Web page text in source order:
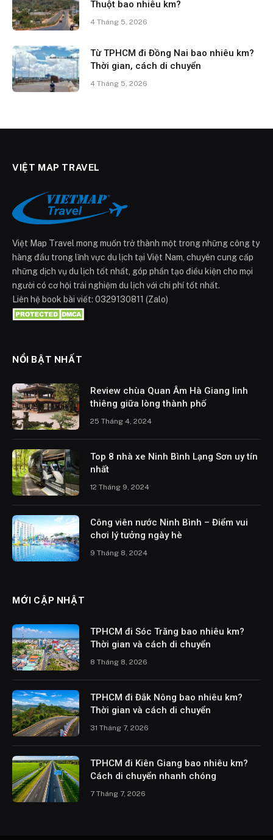
Thuột bao nhiêu km?
4 Tháng 5, 2026
Từ TPHCM đi Đồng Nai bao nhiêu km?
Thời gian, cách di chuyển
4 Tháng 5, 2026
VIỆT MAP TRAVEL
Việt Map Travel mong muốn trở thành một trong những công ty
hàng đầu trong lĩnh vực du lịch tại Việt Nam, chuyên cung cấp
những dịch vụ du lịch tốt nhất, góp phần tạo điều kiện cho mọi
người có cơ hội trải nghiệm du lịch với chi phí tốt nhất.
Liên hệ book bài viết: 0329130811 (Zalo)
NỔI BẬT NHẤT
Review chùa Quan Âm Hà Giang linh
thiêng giữa lòng thành phố
25 Tháng 4, 2024
Top 8 nhà xe Ninh Bình Lạng Sơn uy tín
nhất
12 Tháng 9, 2024
Công viên nước Ninh Bình – Điểm vui
chơi lý tưởng ngày hè
9 Tháng 8, 2024
MỚI CẬP NHẬT
TPHCM đi Sóc Trăng bao nhiêu km?
Thời gian và cách di chuyển
8 Tháng 8, 2026
TPHCM đi Đắk Nông bao nhiêu km?
Thời gian và cách di chuyển
31 Tháng 7, 2026
TPHCM đi Kiên Giang bao nhiêu km?
Cách di chuyển nhanh chóng
7 Tháng 7, 2026